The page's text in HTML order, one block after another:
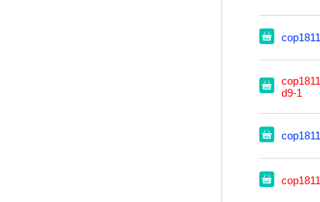
d9-1